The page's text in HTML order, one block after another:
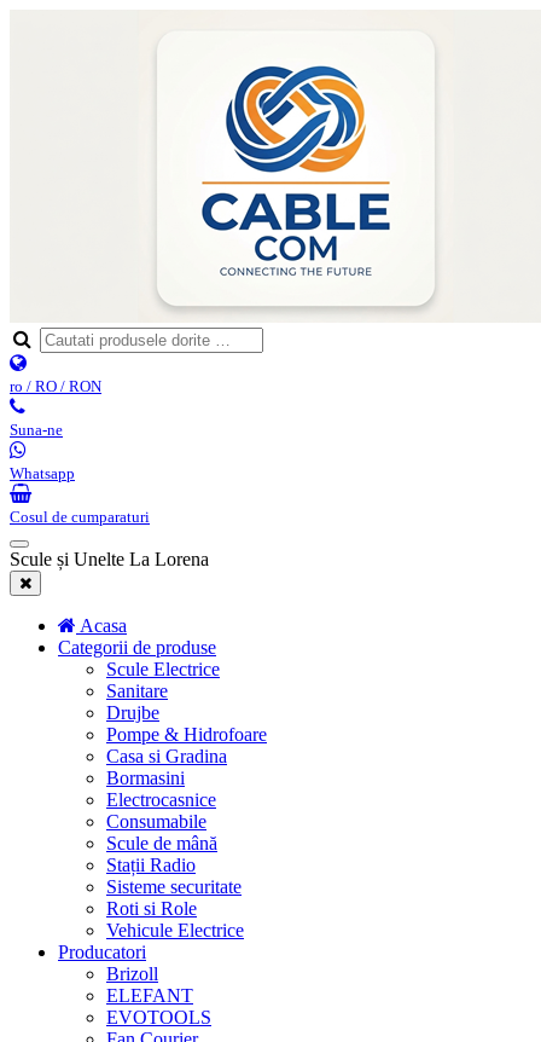
ro / RO / RON
Suna-ne
Whatsapp
Cosul de cumparaturi
Scule și Unelte La Lorena
Acasa
Categorii de produse
Scule Electrice
Sanitare
Drujbe
Pompe & Hidrofoare
Casa si Gradina
Bormasini
Electrocasnice
Consumabile
Scule de mână
Stații Radio
Sisteme securitate
Roti si Role
Vehicule Electrice
Producatori
Brizoll
ELEFANT
EVOTOOLS